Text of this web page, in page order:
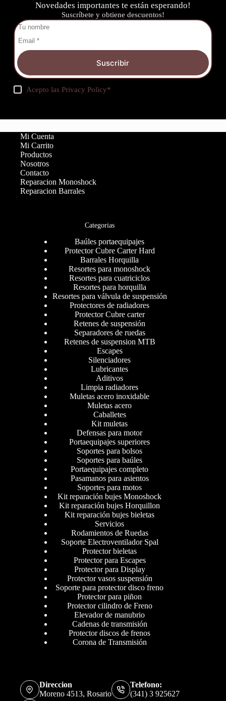
Novedades importantes te están esperando!
Suscríbete y obtiene descuentos!
Suscribir
Acepto lasPrivacy Policy*
Mi Cuenta
Mi Carrito
Productos
Nosotros
Contacto
Reparacion Monoshock
Reparacion Barrales
Categorias
Baúles portaequipajes
Protector Cubre Carter Hard
Barrales Horquilla
Resortes para monoshock
Resortes para cuatriciclos
Resortes para horquilla
Resortes para válvula de suspensión
Protectores de radiadores
Protector Cubre carter
Retenes de suspensión
Separadores de ruedas
Retenes de suspension MTB
Escapes
Silenciadores
Lubricantes
Aditivos
Limpia radiadores
Muletas acero inoxidable
Muletas acero
Caballetes
Kit muletas
Defensas para motor
Portaequipajes superiores
Soportes para bolsos
Soportes para baúles
Portaequipajes completo
Pasamanos para asientos
Soportes para motos
Kit reparación bujes Monoshock
Kit reparación bujes Horquillon
Kit reparación bujes bieletas
Servicios
Rodamientos de Ruedas
Soporte Electroventilador Spal
Protector bieletas
Protector para Escapes
Protector para Display
Protector vasos suspensión
Soporte para protector disco freno
Protector para piñon
Protector cilindro de Freno
Elevador de manubrio
Cadenas de transmisión
Protector discos de frenos
Corona de Transmisión
Direccion
Moreno 4513, Rosario
Telefono:
(341) 3 925627